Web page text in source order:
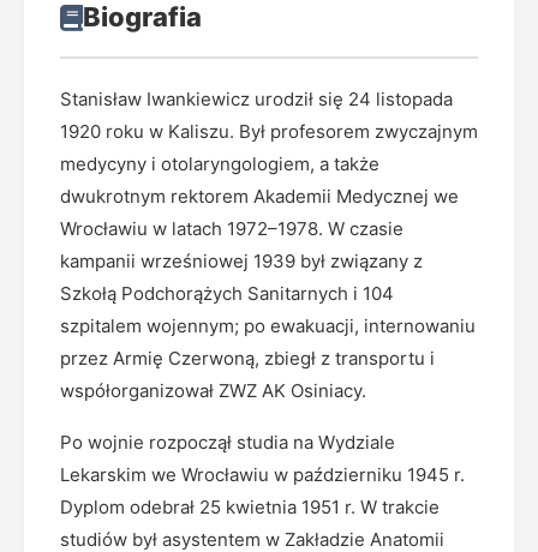
Biografia
Stanisław Iwankiewicz urodził się 24 listopada
1920 roku w Kaliszu. Był profesorem zwyczajnym
medycyny i otolaryngologiem, a także
dwukrotnym rektorem Akademii Medycznej we
Wrocławiu w latach 1972–1978. W czasie
kampanii wrześniowej 1939 był związany z
Szkołą Podchorążych Sanitarnych i 104
szpitalem wojennym; po ewakuacji, internowaniu
przez Armię Czerwoną, zbiegł z transportu i
współorganizował ZWZ AK Osiniacy.
Po wojnie rozpoczął studia na Wydziale
Lekarskim we Wrocławiu w październiku 1945 r.
Dyplom odebrał 25 kwietnia 1951 r. W trakcie
studiów był asystentem w Zakładzie Anatomii